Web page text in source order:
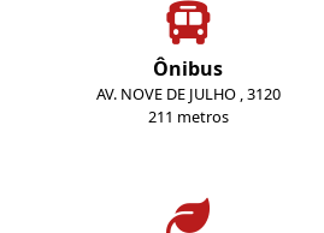
Ônibus
AV. NOVE DE JULHO , 3120
211 metros